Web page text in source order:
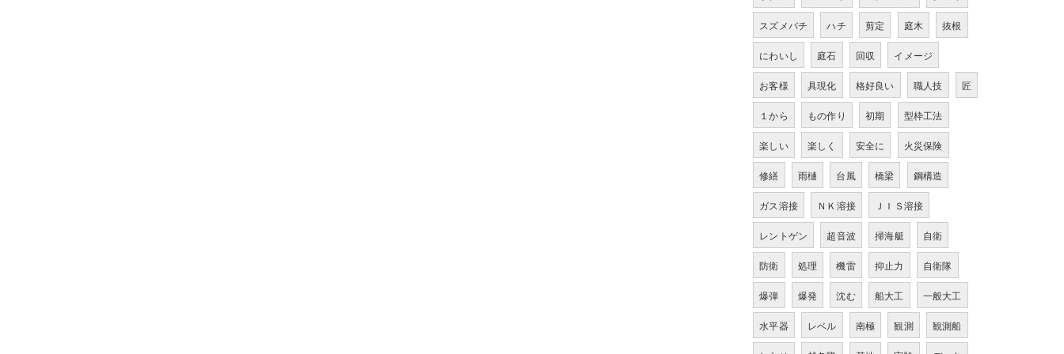
スズメバチ ハチ 剪定 庭木 抜根
にわいし 庭石 回収 イメージ
お客様 具現化 格好良い 職人技 匠
１から もの作り 初期 型枠工法
楽しい 楽しく 安全に 火災保険
修繕 雨樋 台風 橋梁 鋼構造
ガス溶接 ＮＫ溶接 ＪＩＳ溶接
レントゲン 超音波 掃海艇 自衛
防衛 処理 機雷 抑止力 自衛隊
爆弾 爆発 沈む 船大工 一般大工
水平器 レベル 南極 観測 観測船